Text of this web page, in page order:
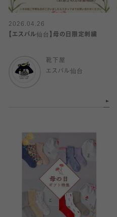
2026.04.26
【エスパル仙台】母の日限定刺繍
靴下屋
エスパル仙台